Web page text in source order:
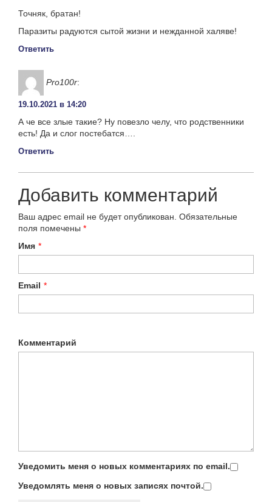
Точняк, братан!
Паразиты радуются сытой жизни и нежданной халяве!
Ответить
Pro100r:
19.10.2021 в 14:20
А че все злые такие? Ну повезло челу, что родственники
есть! Да и слог постебатся….
Ответить
Добавить комментарий
Ваш адрес email не будет опубликован. Обязательные
поля помечены *
Имя *
Email *
Комментарий
Уведомить меня о новых комментариях по email.
Уведомлять меня о новых записях почтой.